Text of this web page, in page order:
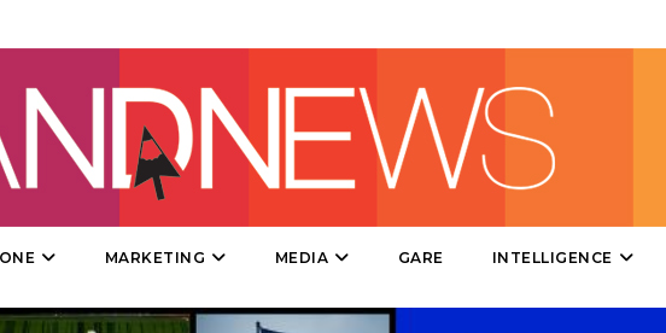
DESIGN
MARKETING MEDIA GARE INTELLIGENCE